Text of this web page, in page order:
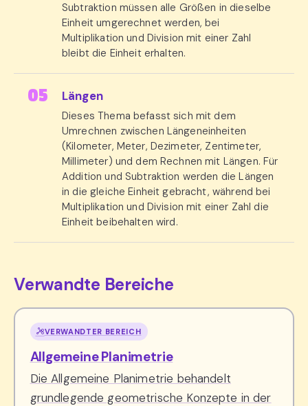
Subtraktion müssen alle Größen in dieselbe
Einheit umgerechnet werden, bei
Multiplikation und Division mit einer Zahl
bleibt die Einheit erhalten.
Längen
Dieses Thema befasst sich mit dem
Umrechnen zwischen Längeneinheiten
(Kilometer, Meter, Dezimeter, Zentimeter,
Millimeter) und dem Rechnen mit Längen. Für
Addition und Subtraktion werden die Längen
in die gleiche Einheit gebracht, während bei
Multiplikation und Division mit einer Zahl die
Einheit beibehalten wird.
Verwandte Bereiche
VERWANDTER BEREICH
Allgemeine Planimetrie
Die Allgemeine Planimetrie behandelt
grundlegende geometrische Konzepte in der